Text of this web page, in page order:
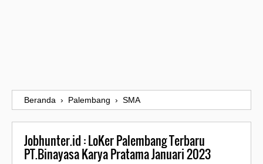
Beranda › Palembang › SMA
Jobhunter.id : LoKer Palembang Terbaru
PT.Binayasa Karya Pratama Januari 2023